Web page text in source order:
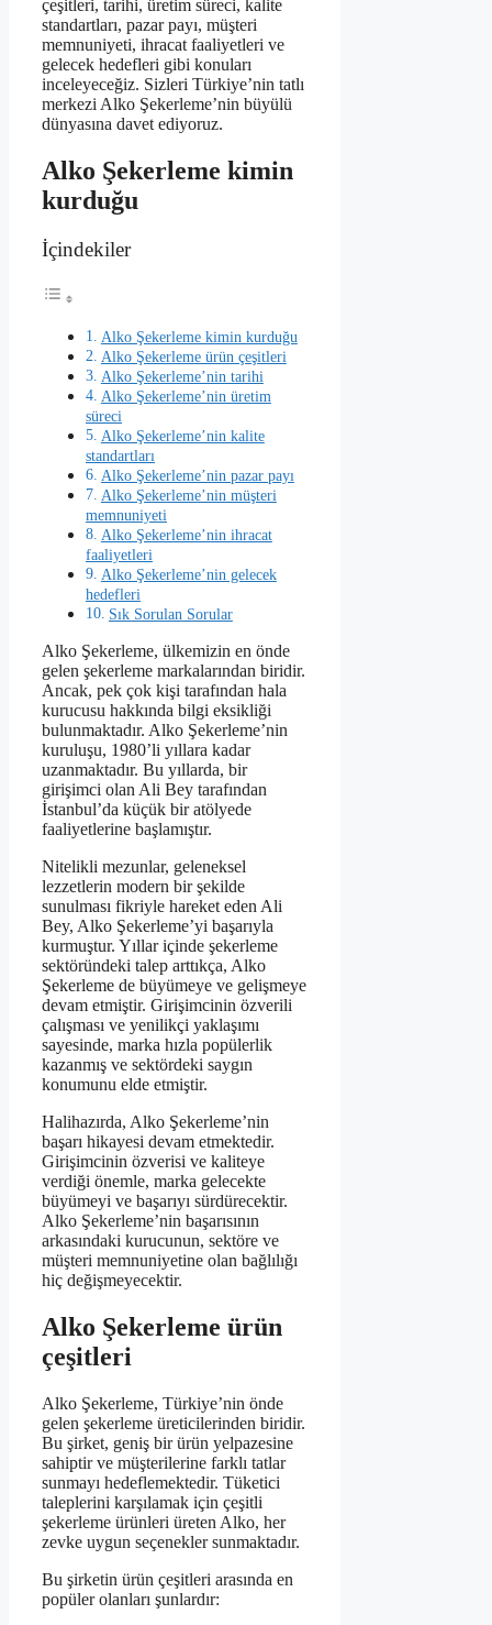
çeşitleri, tarihi, üretim süreci, kalite
standartları, pazar payı, müşteri
memnuniyeti, ihracat faaliyetleri ve
gelecek hedefleri gibi konuları
inceleyeceğiz. Sizleri Türkiye’nin tatlı
merkezi Alko Şekerleme’nin büyülü
dünyasına davet ediyoruz.
Alko Şekerleme kimin
kurduğu
İçindekiler
Alko Şekerleme kimin kurduğu
Alko Şekerleme ürün çeşitleri
Alko Şekerleme’nin tarihi
Alko Şekerleme’nin üretim
süreci
Alko Şekerleme’nin kalite
standartları
Alko Şekerleme’nin pazar payı
Alko Şekerleme’nin müşteri
memnuniyeti
Alko Şekerleme’nin ihracat
faaliyetleri
Alko Şekerleme’nin gelecek
hedefleri
Sık Sorulan Sorular
Alko Şekerleme, ülkemizin en önde
gelen şekerleme markalarından biridir.
Ancak, pek çok kişi tarafından hala
kurucusu hakkında bilgi eksikliği
bulunmaktadır. Alko Şekerleme’nin
kuruluşu, 1980’li yıllara kadar
uzanmaktadır. Bu yıllarda, bir
girişimci olan Ali Bey tarafından
İstanbul’da küçük bir atölyede
faaliyetlerine başlamıştır.
Nitelikli mezunlar, geleneksel
lezzetlerin modern bir şekilde
sunulması fikriyle hareket eden Ali
Bey, Alko Şekerleme’yi başarıyla
kurmuştur. Yıllar içinde şekerleme
sektöründeki talep arttıkça, Alko
Şekerleme de büyümeye ve gelişmeye
devam etmiştir. Girişimcinin özverili
çalışması ve yenilikçi yaklaşımı
sayesinde, marka hızla popülerlik
kazanmış ve sektördeki saygın
konumunu elde etmiştir.
Halihazırda, Alko Şekerleme’nin
başarı hikayesi devam etmektedir.
Girişimcinin özverisi ve kaliteye
verdiği önemle, marka gelecekte
büyümeyi ve başarıyı sürdürecektir.
Alko Şekerleme’nin başarısının
arkasındaki kurucunun, sektöre ve
müşteri memnuniyetine olan bağlılığı
hiç değişmeyecektir.
Alko Şekerleme ürün
çeşitleri
Alko Şekerleme, Türkiye’nin önde
gelen şekerleme üreticilerinden biridir.
Bu şirket, geniş bir ürün yelpazesine
sahiptir ve müşterilerine farklı tatlar
sunmayı hedeflemektedir. Tüketici
taleplerini karşılamak için çeşitli
şekerleme ürünleri üreten Alko, her
zevke uygun seçenekler sunmaktadır.
Bu şirketin ürün çeşitleri arasında en
popüler olanları şunlardır: